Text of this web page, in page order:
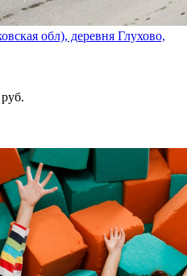
обл), деревня Глухово,